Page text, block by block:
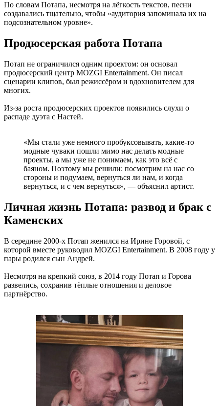
По словам Потапа, несмотря на лёгкость текстов, песни
создавались тщательно, чтобы «аудитория запоминала их на
подсознательном уровне».
Продюсерская работа Потапа
Потап не ограничился одним проектом: он основал
продюсерский центр MOZGI Entertainment. Он писал
сценарии клипов, был режиссёром и вдохновителем для
многих.
Из-за роста продюсерских проектов появились слухи о
распаде дуэта с Настей.
«Мы стали уже немного пробуксовывать, какие-то
модные чуваки пошли мимо нас делать модные
проекты, а мы уже не понимаем, как это всё с
баяном. Поэтому мы решили: посмотрим на нас со
стороны и подумаем, вернуться ли нам, и когда
вернуться, и с чем вернуться», — объяснил артист.
Личная жизнь Потапа: развод и брак с
Каменских
В середине 2000-х Потап женился на Ирине Горовой, с
которой вместе руководил MOZGI Entertainment. В 2008 году у
пары родился сын Андрей.
Несмотря на крепкий союз, в 2014 году Потап и Горова
развелись, сохранив тёплые отношения и деловое
партнёрство.